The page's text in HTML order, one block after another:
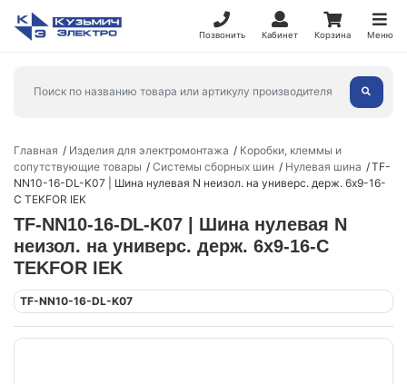
Позвонить Кабинет Корзина Меню
Главная Изделия для электромонтажа
Коробки, клеммы и
сопутствующие товары
Системы сборных шин Нулевая шина
TF-
NN10-16-DL-K07 | Шина нулевая N неизол. на универс. держ. 6х9-16-
С TEKFOR IEK
TF-NN10-16-DL-K07 | Шина нулевая N
неизол. на универс. держ. 6х9-16-С
TEKFOR IEK
TF-NN10-16-DL-K07